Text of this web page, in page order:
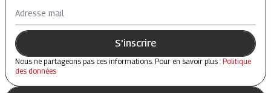
Adresse mail
S'inscrire
Nous ne partageons pas ces informations. Pour en savoir plus : Politique
des données